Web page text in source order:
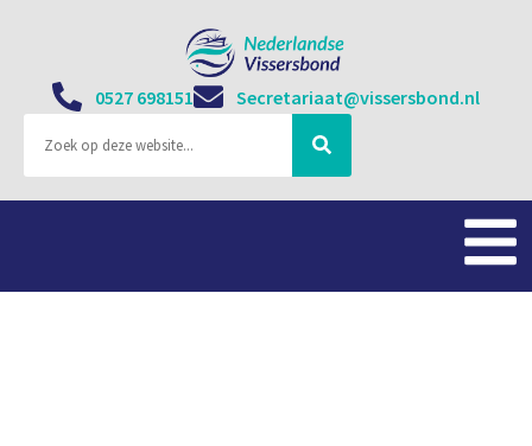
0527 698151 Secretariaat@vissersbond.nl